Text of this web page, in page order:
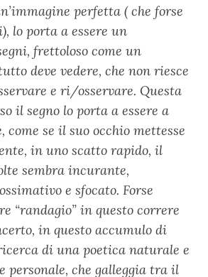
perfetta ( che forse
lo porta a essere un
frettoloso come un
deve vedere, che non riesce
e ri/osservare. Questa
il segno lo porta a essere a
se il suo occhio mettesse
in uno scatto rapido, il
sembra incurante,
e sfocato. Forse
“randagio” in questo correre
in questo accumulo di
di una poetica naturale e
personale, che galleggia tra il